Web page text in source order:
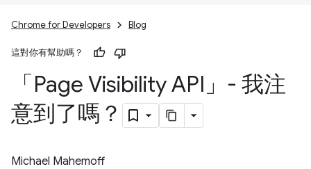
Chrome for Developers Blog
這對你有幫助嗎？
「Page Visibility API」- 我注
意到了嗎？
Michael Mahemoff